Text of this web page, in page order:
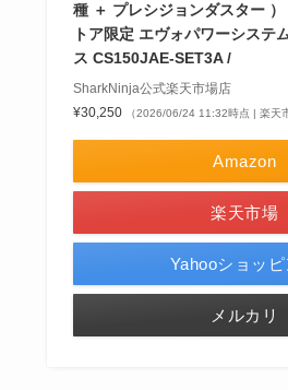
種 ＋ プレシジョンダスター
トア限定 エヴォパワーシステ
ス CS150JAE-SET3A /
SharkNinja公式楽天市場店
¥30,250
（2026/06/24 11:32時点 | 楽天
Amazon
楽天市場
Yahooショッ
メルカリ